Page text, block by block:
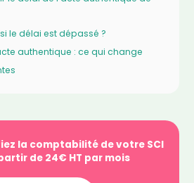
le délai est dépassé ?
authentique : ce qui change
la comptabilité de votre SCI
de 24€ HT par mois